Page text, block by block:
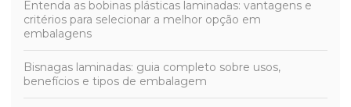
Entenda as bobinas plásticas laminadas: vantagens e
critérios para selecionar a melhor opção em
embalagens
Bisnagas laminadas: guia completo sobre usos,
benefícios e tipos de embalagem